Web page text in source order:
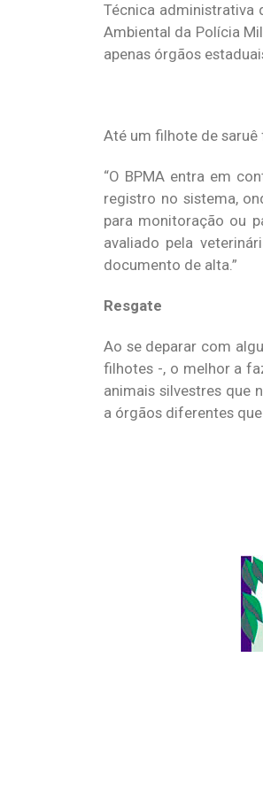
Técnica administrativa
Ambiental da Polícia
apenas órgãos
Até um filhote de saruê
“O BPMA entra em
registro no sistema,
para monitoração ou
avaliado pela
documento de alta.”
Resgate
Ao se deparar com
filhotes -, o melhor a
animais silvestres que
a órgãos diferentes